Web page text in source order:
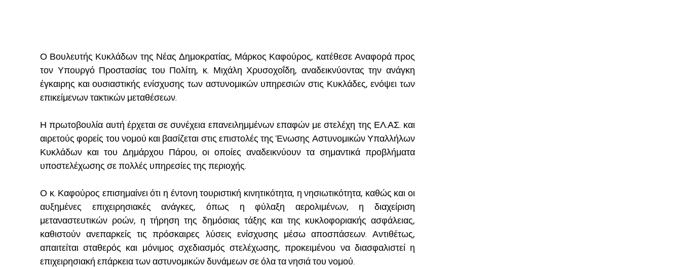
Ο Βουλευτής Κυκλάδων της Νέας Δημοκρατίας, Μάρκος Καφούρος, κατέθεσε Αναφορά προς
τον Υπουργό Προστασίας του Πολίτη, κ. Μιχάλη Χρυσοχοΐδη, αναδεικνύοντας την ανάγκη
έγκαιρης και ουσιαστικής ενίσχυσης των αστυνομικών υπηρεσιών στις Κυκλάδες, ενόψει των
επικείμενων τακτικών μεταθέσεων.
Η πρωτοβουλία αυτή έρχεται σε συνέχεια επανειλημμένων επαφών με στελέχη της ΕΛ.ΑΣ. και
αιρετούς φορείς του νομού και βασίζεται στις επιστολές της Ένωσης Αστυνομικών Υπαλλήλων
Κυκλάδων και του Δημάρχου Πάρου, οι οποίες αναδεικνύουν τα σημαντικά προβλήματα
υποστελέχωσης σε πολλές υπηρεσίες της περιοχής.
Ο κ. Καφούρος επισημαίνει ότι η έντονη τουριστική κινητικότητα, η νησιωτικότητα, καθώς και οι
αυξημένες επιχειρησιακές ανάγκες, όπως η φύλαξη αερολιμένων, η διαχείριση
μεταναστευτικών ροών, η τήρηση της δημόσιας τάξης και της κυκλοφοριακής ασφάλειας,
καθιστούν ανεπαρκείς τις πρόσκαιρες λύσεις ενίσχυσης μέσω αποσπάσεων. Αντιθέτως,
απαιτείται σταθερός και μόνιμος σχεδιασμός στελέχωσης, προκειμένου να διασφαλιστεί η
επιχειρησιακή επάρκεια των αστυνομικών δυνάμεων σε όλα τα νησιά του νομού.